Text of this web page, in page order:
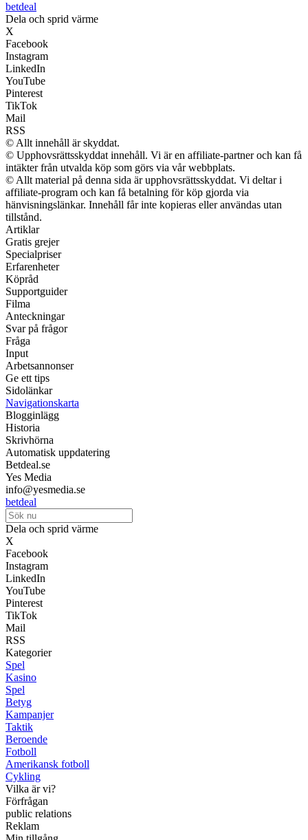
betdeal
Dela och sprid värme
X
Facebook
Instagram
LinkedIn
YouTube
Pinterest
TikTok
Mail
RSS
© Allt innehåll är skyddat.
© Upphovsrättsskyddat innehåll. Vi är en affiliate-partner och kan få
intäkter från utvalda köp som görs via vår webbplats.
© Allt material på denna sida är upphovsrättsskyddat. Vi deltar i
affiliate-program och kan få betalning för köp gjorda via
hänvisningslänkar. Innehåll får inte kopieras eller användas utan
tillstånd.
Artiklar
Gratis grejer
Specialpriser
Erfarenheter
Köpråd
Supportguider
Filma
Anteckningar
Svar på frågor
Fråga
Input
Arbetsannonser
Ge ett tips
Sidolänkar
Navigationskarta
Blogginlägg
Historia
Skrivhörna
Automatisk uppdatering
Betdeal.se
Yes Media
info@yesmedia.se
betdeal
Dela och sprid värme
X
Facebook
Instagram
LinkedIn
YouTube
Pinterest
TikTok
Mail
RSS
Kategorier
Spel
Kasino
Spel
Betyg
Kampanjer
Taktik
Beroende
Fotboll
Amerikansk fotboll
Cykling
Vilka är vi?
Förfrågan
public relations
Reklam